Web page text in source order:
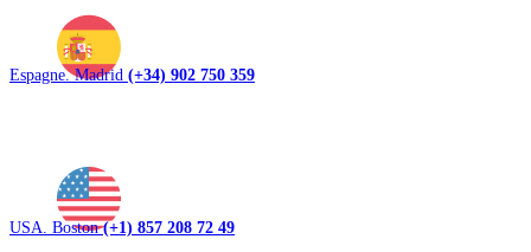
Espagne. Madrid (+34) 902 750 359
USA. Boston(+1) 857 208 72 49